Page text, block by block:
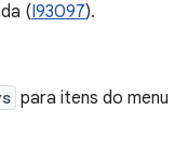
(I93097).
para itens do menu